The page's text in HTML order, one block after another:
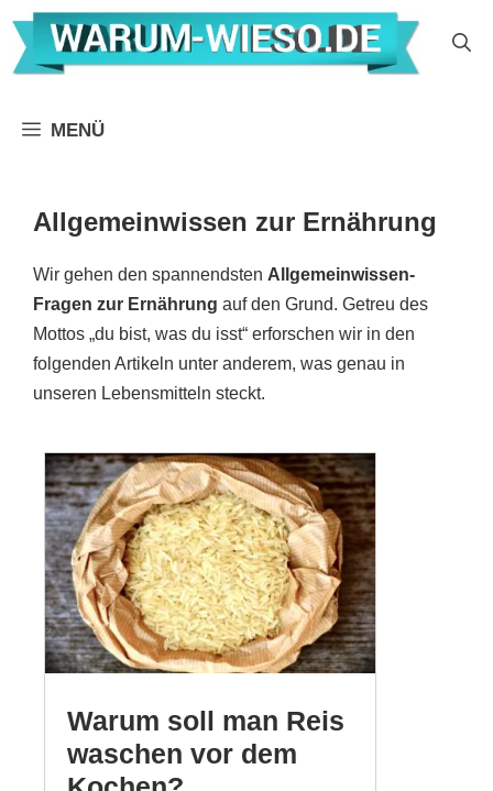
Zum
Inhalt
springen
MENÜ
Allgemeinwissen zur Ernährung
Wir gehen den spannendsten Allgemeinwissen-
Fragen zur Ernährung auf den Grund. Getreu des
Mottos „du bist, was du isst“ erforschen wir in den
folgenden Artikeln unter anderem, was genau in
unseren Lebensmitteln steckt.
Warum soll man Reis
waschen vor dem